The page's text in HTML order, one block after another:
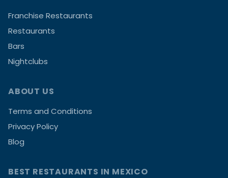
Franchise Restaurants
Restaurants
Bars
Nightclubs
ABOUT US
Terms and Conditions
Privacy Policy
Blog
BEST RESTAURANTS IN MEXICO